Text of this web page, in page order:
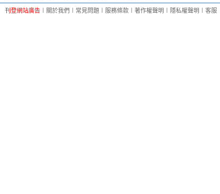
刊登網站廣告 關於我們 常見問題 服務條款 著作權聲明 隱私權聲明 客服